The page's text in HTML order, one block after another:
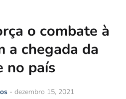
o combate à
a chegada da
no país
- dezembro 15, 2021